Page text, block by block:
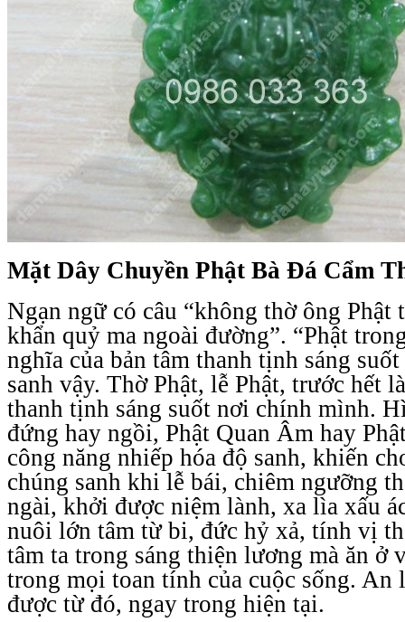
Mặt Dây Chuyền Phật Bà Đá Cẩm
Ngạn ngữ có câu “không thờ ông Phật
khẩn quỷ ma ngoài đường”. “Phật
nghĩa của bản tâm thanh tịnh sáng
sanh vậy. Thờ Phật, lễ Phật, trước hết
thanh tịnh sáng suốt nơi chính mình.
đứng hay ngồi, Phật Quan Âm hay
công năng nhiếp hóa độ sanh, khiến
chúng sanh khi lễ bái, chiêm ngưỡng
ngài, khởi được niệm lành, xa lìa xấu
nuôi lớn tâm từ bi, đức hỷ xả, tính vị
tâm ta trong sáng thiện lương mà ăn ở
trong mọi toan tính của cuộc sống. An
được từ đó, ngay trong hiện tại.